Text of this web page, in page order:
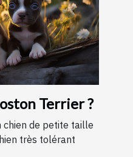
Terrier ?
chien de petite taille
très tolérant